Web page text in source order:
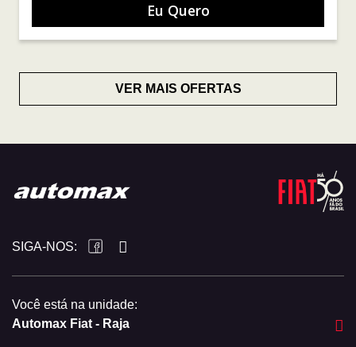
Eu Quero
VER MAIS OFERTAS
SIGA-NOS:
Você está na unidade:
Automax Fiat - Raja